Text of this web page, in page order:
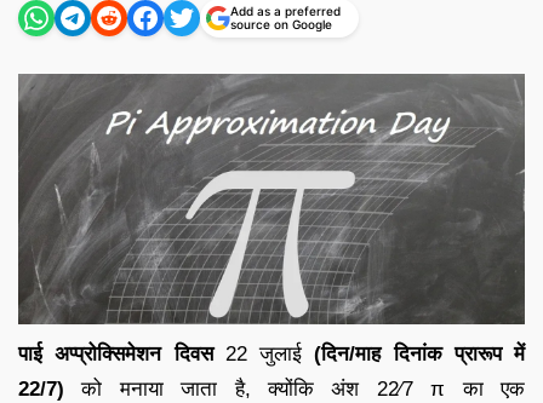
Add as a preferred
source on Google
पाई अप्प्रोक्सिमेशन दिवस22 जुलाई(दिन/माह दिनांक प्रारूप में
22/7) को मनाया जाता है, क्योंकि अंश 22⁄7 π का एक